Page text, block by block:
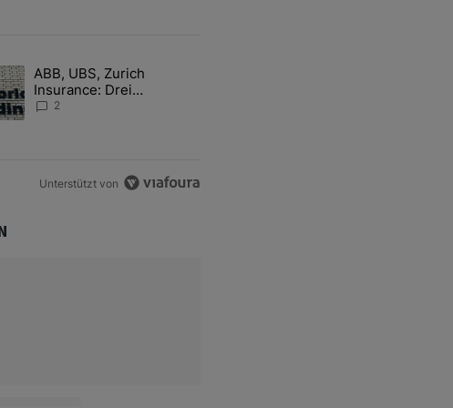
Artikel der letzten 7 days.
Nachfrage der Zentralbanken könnte Goldpreis weiter belasten" mit 5
mit dem Titel "ABB, UBS, Zurich Insurance: Drei Schweizer
ABB, UBS, Zurich
Insurance: Drei
Schweizer Aktien auf der
2
Unterstützt von